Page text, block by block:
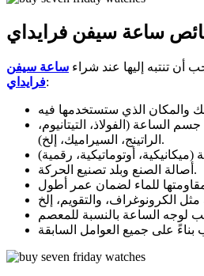
ساعة سيفن فرايداي
أن تنتبه إليها عند شراء ساعة سيفن
فرايداي:
الساعة (الفولاذ، التيتانيوم،
الراتينج، السيراميك، إلخ).
أصالة الصنع وبلد تصنيع الحركة.